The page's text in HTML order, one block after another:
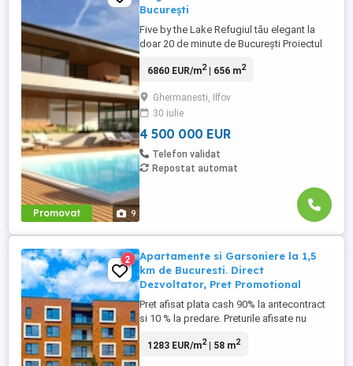
Promovat 9
București
Five by the Lake Refugiul tău elegant la
doar 20 de minute de București Proiectul
Descoperă un stil de viață rafinat, într-o
lacului Snagov. Five by the Lake
Residence este un ansamblu exclusivist
de 5 vile moderne, ...
6860 EUR/m2| 656 m2
Ghermanesti, Ilfov
30 iulie
4 500 000 EUR
Telefon validat
Repostat automat
2
Apartamente si Garsoniere la 1,5
km de Bucuresti. Direct
Dezvoltator, Pret Promotional
Pret afisat plata cash 90% la antecontract
si 10 % la predare. Preturile afisate nu
ansamblu rezidențial exclusivist, conceput
1283 EUR/m2| 58 m2